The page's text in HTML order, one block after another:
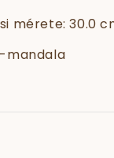
mérete: 30.0
mandala